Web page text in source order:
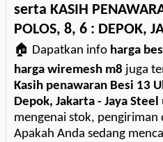
serta KASIH
POLOS, 8, 6 : DEPOK,
🏠 Dapatkan info harga
harga wiremesh m8 juga
Kasih penawaran Besi 13
Depok, Jakarta - Jaya Steel
mengenai stok, pengiriman
Apakah Anda sedang